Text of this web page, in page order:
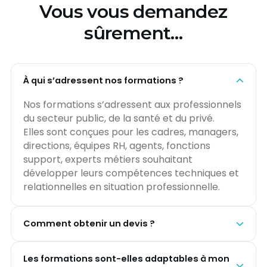
Vous vous demandez
sûrement…
À qui s’adressent nos formations ?
Nos formations s’adressent aux professionnels
du secteur public, de la santé et du privé.
Elles sont conçues pour les cadres, managers,
directions, équipes RH, agents, fonctions
support, experts métiers souhaitant
développer leurs compétences techniques et
relationnelles en situation professionnelle.
Comment obtenir un devis ?
présent sur la page.
Les formations sont-elles adaptables à mon